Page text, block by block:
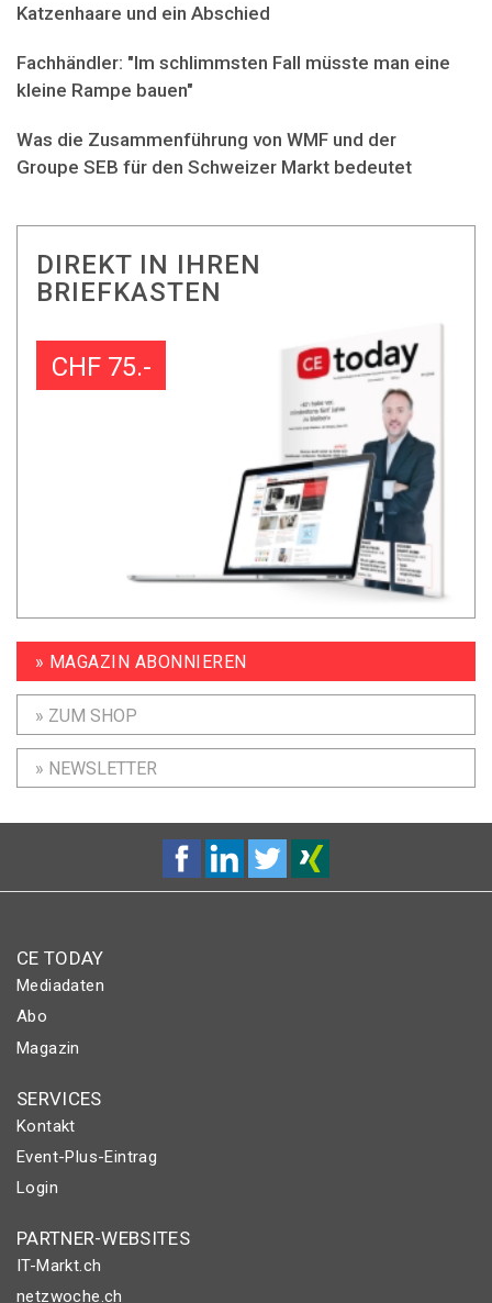
Katzenhaare und ein Abschied
Fachhändler: "Im schlimmsten Fall müsste man eine
kleine Rampe bauen"
Was die Zusammenführung von WMF und der
Groupe SEB für den Schweizer Markt bedeutet
DIREKT IN IHREN
BRIEFKASTEN
CHF 75.-
» MAGAZIN ABONNIEREN
» ZUM SHOP
» NEWSLETTER
CE TODAY
Mediadaten
Abo
Magazin
SERVICES
Kontakt
Event-Plus-Eintrag
Login
PARTNER-WEBSITES
IT-Markt.ch
netzwoche.ch